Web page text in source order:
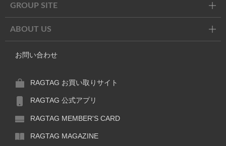
GROUP SITE
ABOUT US
お問い合わせ
RAGTAG お買い取りサイト
RAGTAG 公式アプリ
RAGTAG MEMBER'S CARD
RAGTAG MAGAZINE